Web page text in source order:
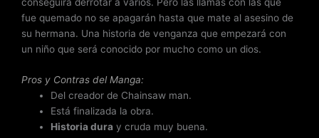
fue quemado no se apagarán hasta que mate al asesino de
su hermana. Una historia de venganza que empezará con
un niño que será conocido por mucho como un dios.
Pros y Contras del Manga:
Del creador de Chainsaw man.
Está finalizada la obra.
Historia dura y cruda muy buena.